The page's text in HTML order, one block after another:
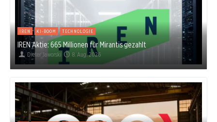
IREN KI-BOOM TECHNOLOGIE
IREN Aktie: 665 Millionen für Mirantis gezahlt
Dieter Jaworski 8. Aug. 2026